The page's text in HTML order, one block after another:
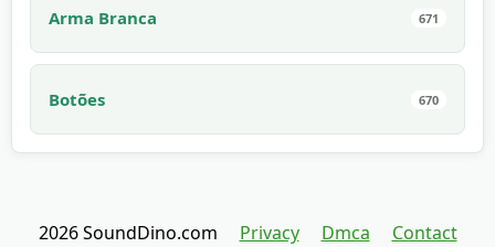
Arma Branca 671
Botões 670
2026 SoundDino.com Privacy Dmca Contact